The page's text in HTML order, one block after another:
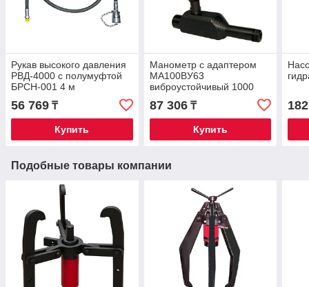
Рукав высокого давления
РВД-4000 c полумуфтой
БРСН-001 4 м
56 769 ₸
Купить
Манометр с адаптером
МА100ВУ63
виброустойчивый 1000
87 306₸
Купить
Подобные товары компании